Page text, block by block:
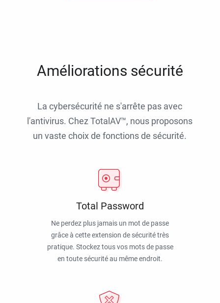
Améliorations sécurité
La cybersécurité ne s'arrête pas avec
l'antivirus. Chez TotalAV™, nous proposons
un vaste choix de fonctions de sécurité.
Total Password
Ne perdez plus jamais un mot de passe
grâce à cette extension de sécurité très
pratique. Stockez tous vos mots de passe
en toute sécurité au même endroit.